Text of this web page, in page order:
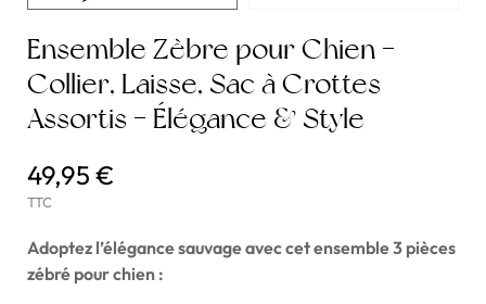
Ensemble Zèbre pour Chien -
Collier, Laisse, Sac à Crottes
Assortis - Élégance & Style
49,95 €
TTC
Adoptez l’élégance sauvage avec cet ensemble 3 pièces
zébré pour chien :